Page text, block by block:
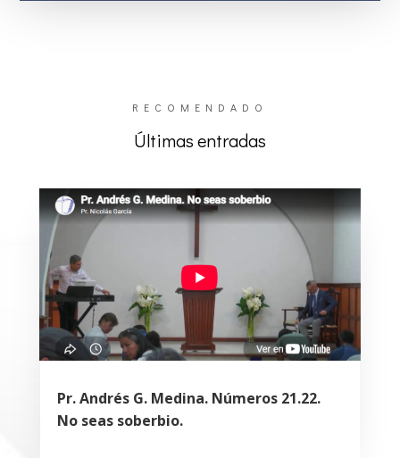
RECOMENDADO
Últimas entradas
Pr. Andrés G. Medina. Números 21.22.
No seas soberbio.